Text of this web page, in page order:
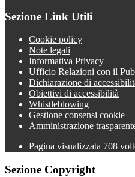
Sezione Link Utili
Cookie policy
Note legali
Informativa Privacy
Ufficio Relazioni con il
Dichiarazione di
Obiettivi di accessibilità
Whistleblowing
Gestione consensi cookie
Amministrazione
Pagina visualizzata 708
Sezione Copyright